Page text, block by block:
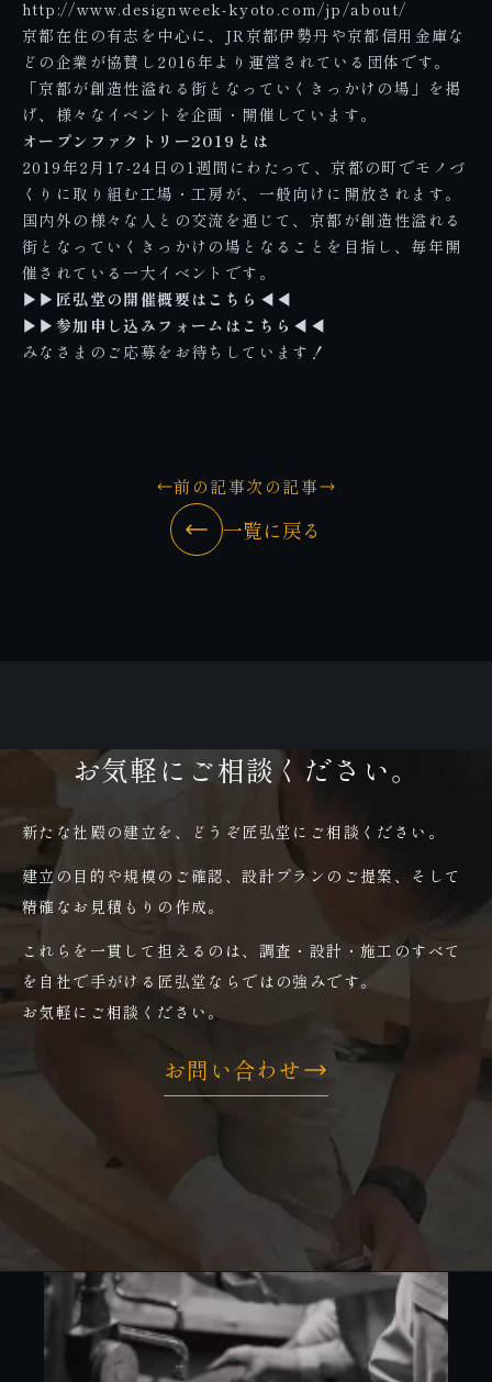
http://www.designweek-kyoto.com/jp/about/
京都在住の有志を中心に、JR京都伊勢丹や京都信用金庫な
どの企業が協賛し2016年より運営されている団体です。
「京都が創造性溢れる街となっていくきっかけの場」を掲
げ、様々なイベントを企画・開催しています。
オープンファクトリー2019とは
2019年2月17-24日の1週間にわたって、京都の町でモノづ
くりに取り組む工場・工房が、一般向けに開放されます。
国内外の様々な人との交流を通じて、京都が創造性溢れる
街となっていくきっかけの場となることを目指し、毎年開
催されている一大イベントです。
▶︎▶︎匠弘堂の開催概要はこちら◀︎◀︎
▶︎▶︎参加申し込みフォームはこちら◀︎◀︎
みなさまのご応募をお待ちしています！
前の記事次の記事
一覧に戻る
お気軽にご相談ください。
新たな社殿の建立を、どうぞ匠弘堂にご相談ください。
建立の目的や規模のご確認、設計プランのご提案、そして
精確なお見積もりの作成。
これらを一貫して担えるのは、調査・設計・施工のすべて
を自社で手がける匠弘堂ならではの強みです。
お気軽にご相談ください。
お問い合わせ